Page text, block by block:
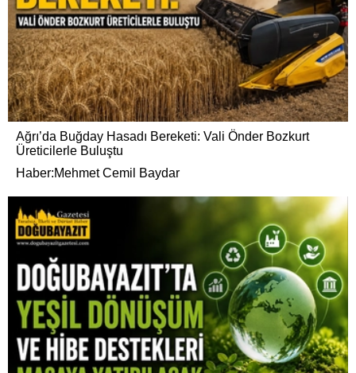
Ağrı’da Buğday Hasadı Bereketi: Vali Önder Bozkurt
Üreticilerle Buluştu
Haber:Mehmet Cemil Baydar